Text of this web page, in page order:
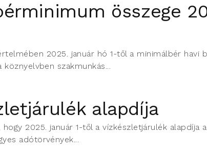
összege
2025. január hó 1-től a minimálbér
szakmunkás...
alapdíja
2025. január 1-től a vízkészletjárulék alapdíja
adótörvények...